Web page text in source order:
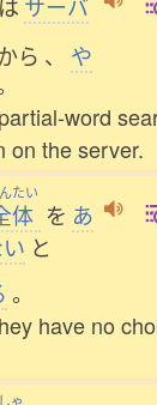
は サーバ
ら 、
や
word
on the server.
たい
体 を あ
と
。
have no
ゃ